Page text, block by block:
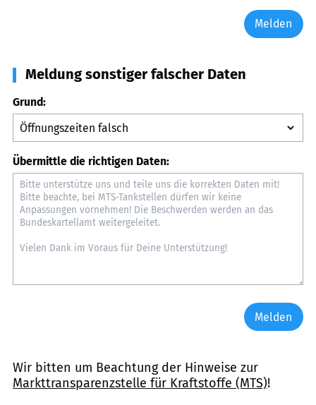
Melden
Meldung sonstiger falscher Daten
Grund:
Übermittle die richtigen Daten:
Melden
Wir bitten um Beachtung der Hinweise zur
Markttransparenzstelle für Kraftstoffe (MTS)!